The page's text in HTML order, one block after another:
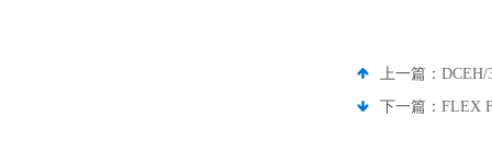
上一篇： DCEH/
下一篇： FLEX